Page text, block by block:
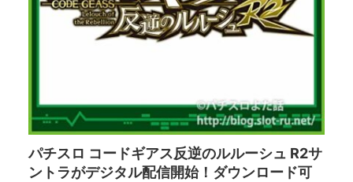
パチスロ コードギアス反逆のルルーシュ R2サ
ントラがデジタル配信開始！ダウンロード可